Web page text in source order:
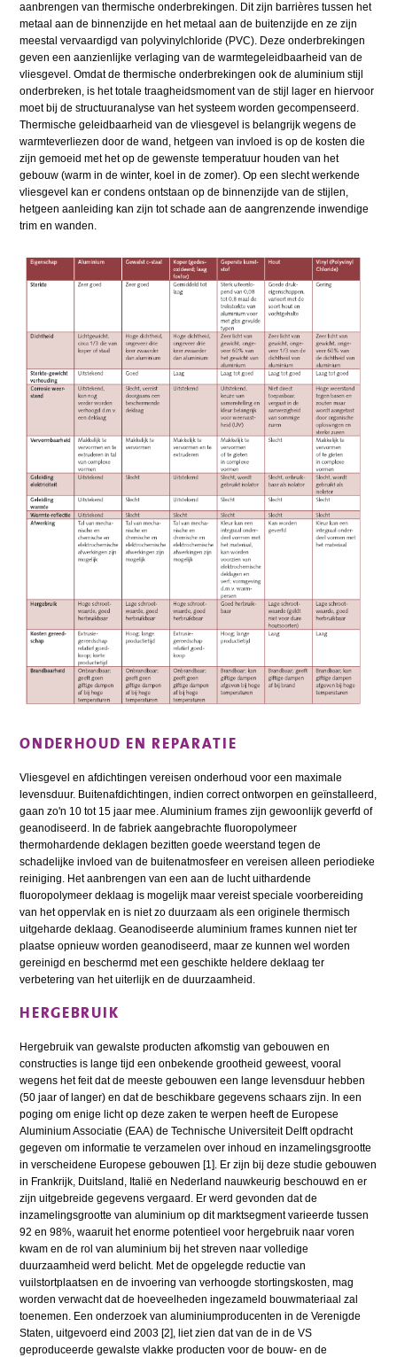
aanbrengen van thermische onderbrekingen. Dit zijn barrières tussen het
metaal aan de binnenzijde en het metaal aan de buitenzijde en ze zijn
meestal vervaardigd van polyvinylchloride (PVC). Deze onderbrekingen
geven een aanzienlijke verlaging van de warmtegeleidbaarheid van de
vliesgevel. Omdat de thermische onderbrekingen ook de aluminium stijl
onderbreken, is het totale traagheidsmoment van de stijl lager en hiervoor
moet bij de structuuranalyse van het systeem worden gecompenseerd.
Thermische geleidbaarheid van de vliesgevel is belangrijk wegens de
warmteverliezen door de wand, hetgeen van invloed is op de kosten die
zijn gemoeid met het op de gewenste temperatuur houden van het
gebouw (warm in de winter, koel in de zomer). Op een slecht werkende
vliesgevel kan er condens ontstaan op de binnenzijde van de stijlen,
hetgeen aanleiding kan zijn tot schade aan de aangrenzende inwendige
trim en wanden.
ONDERHOUD EN REPARATIE
Vliesgevel en afdichtingen vereisen onderhoud voor een maximale
levensduur. Buitenafdichtingen, indien correct ontworpen en geïnstalleerd,
gaan zo'n 10 tot 15 jaar mee. Aluminium frames zijn gewoonlijk geverfd of
geanodiseerd. In de fabriek aangebrachte fluoropolymeer
thermohardende deklagen bezitten goede weerstand tegen de
schadelijke invloed van de buitenatmosfeer en vereisen alleen periodieke
reiniging. Het aanbrengen van een aan de lucht uithardende
fluoropolymeer deklaag is mogelijk maar vereist speciale voorbereiding
van het oppervlak en is niet zo duurzaam als een originele thermisch
uitgeharde deklaag. Geanodiseerde aluminium frames kunnen niet ter
plaatse opnieuw worden geanodiseerd, maar ze kunnen wel worden
gereinigd en beschermd met een geschikte heldere deklaag ter
verbetering van het uiterlijk en de duurzaamheid.
HERGEBRUIK
Hergebruik van gewalste producten afkomstig van gebouwen en
constructies is lange tijd een onbekende grootheid geweest, vooral
wegens het feit dat de meeste gebouwen een lange levensduur hebben
(50 jaar of langer) en dat de beschikbare gegevens schaars zijn. In een
poging om enige licht op deze zaken te werpen heeft de Europese
Aluminium Associatie (EAA) de Technische Universiteit Delft opdracht
gegeven om informatie te verzamelen over inhoud en inzamelingsgrootte
in verscheidene Europese gebouwen [1]. Er zijn bij deze studie gebouwen
in Frankrijk, Duitsland, Italië en Nederland nauwkeurig beschouwd en er
zijn uitgebreide gegevens vergaard. Er werd gevonden dat de
inzamelingsgrootte van aluminium op dit marktsegment varieerde tussen
92 en 98%, waaruit het enorme potentieel voor hergebruik naar voren
kwam en de rol van aluminium bij het streven naar volledige
duurzaamheid werd belicht. Met de opgelegde reductie van
vuilstortplaatsen en de invoering van verhoogde stortingskosten, mag
worden verwacht dat de hoeveelheden ingezameld bouwmateriaal zal
toenemen. Een onderzoek van aluminiumproducenten in de Verenigde
Staten, uitgevoerd eind 2003 [2], liet zien dat van de in de VS
geproduceerde gewalste vlakke producten voor de bouw- en de